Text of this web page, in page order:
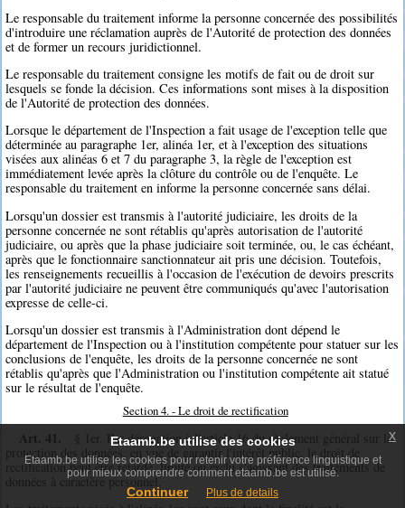
Le responsable du traitement informe la personne concernée des possibilités
d'introduire une réclamation auprès de l'Autorité de protection des données
et de former un recours juridictionnel.
Le responsable du traitement consigne les motifs de fait ou de droit sur
lesquels se fonde la décision. Ces informations sont mises à la disposition
de l'Autorité de protection des données.
Lorsque le département de l'Inspection a fait usage de l'exception telle que
déterminée au paragraphe 1er, alinéa 1er, et à l'exception des situations
visées aux alinéas 6 et 7 du paragraphe 3, la règle de l'exception est
immédiatement levée après la clôture du contrôle ou de l'enquête. Le
responsable du traitement en informe la personne concernée sans délai.
Lorsqu'un dossier est transmis à l'autorité judiciaire, les droits de la
personne concernée ne sont rétablis qu'après autorisation de l'autorité
judiciaire, ou après que la phase judiciaire soit terminée, ou, le cas échéant,
après que le fonctionnaire sanctionnateur ait pris une décision. Toutefois,
les renseignements recueillis à l'occasion de l'exécution de devoirs prescrits
par l'autorité judiciaire ne peuvent être communiqués qu'avec l'autorisation
expresse de celle-ci.
Lorsqu'un dossier est transmis à l'Administration dont dépend le
département de l'Inspection ou à l'institution compétente pour statuer sur les
conclusions de l'enquête, les droits de la personne concernée ne sont
rétablis qu'après que l'Administration ou l'institution compétente ait statué
sur le résultat de l'enquête.
Section 4. - Le droit de rectification
Art. 41.
§ 1er. Par dérogation à l'article 16 du règlement général sur la
protection des données, en vue de garantir l'intérêt public, le droit de
rectification peut être retardé, limité ou exclu s'agissant des traitements de
données à caractère personnel.
Etaamb.be utilise des cookies
Etaamb.be utilise les cookies pour retenir votre préférence linguistique et
pour mieux comprendre comment etaamb.be est utilisé.
Continuer Plus de details
x